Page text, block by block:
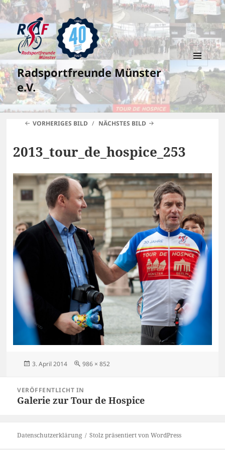
Radsportfreunde Münster
e.V.
MENÜ
UND
WIDGETS
VORHERIGES BILD NÄCHSTES BILD
2013_tour_de_hospice_253
Veröffentlicht
3. April 2014 Originalgröße
986 × 852
VERÖFFENTLICHT IN
Galerie zur Tour de Hospice
Datenschutzerklärung Stolz präsentiert von WordPress